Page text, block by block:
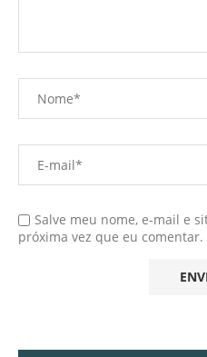
Salve meu nome, e-mail e
próxima vez que eu comentar.